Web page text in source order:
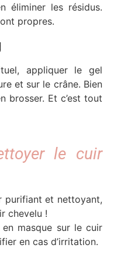
éliminer les résidus.
propres.
appliquer le gel
et sur le crâne. Bien
brosser. Et c’est tout
le cuir
purifiant et nettoyant,
chevelu !
en masque sur le cuir
en cas d’irritation.